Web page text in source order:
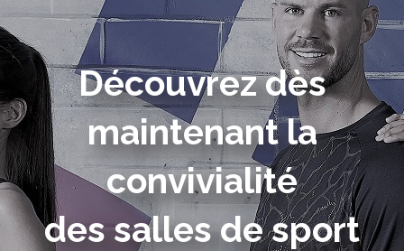
Découvrez dès
maintenant la
convivialité
des salles de sport